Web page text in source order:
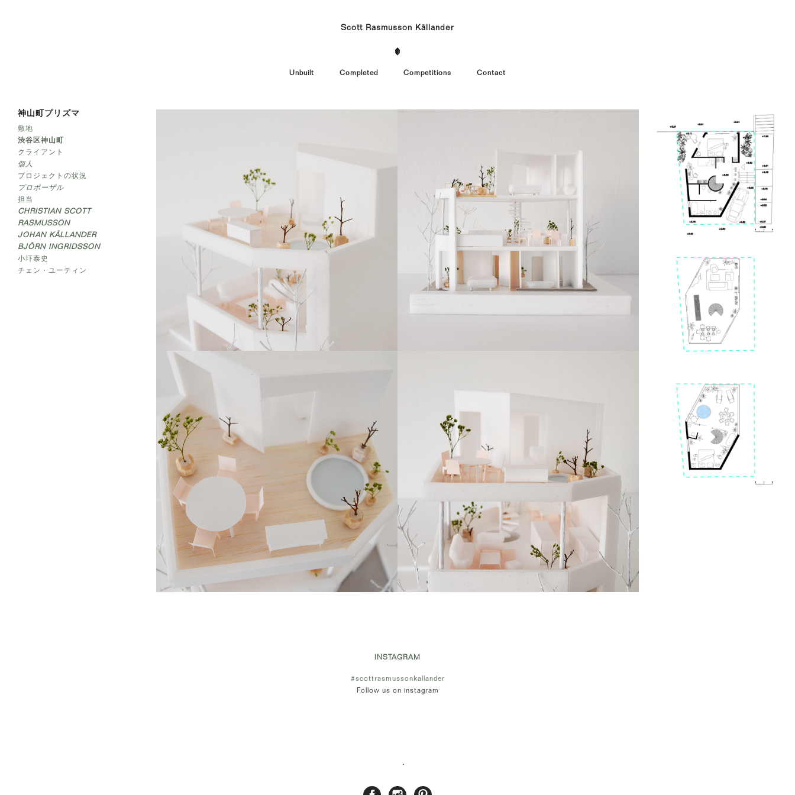
Scott Rasmusson Källander
Unbuilt Completed Competitions Contact
神山町プリズマ
敷地
渋谷区神山町
クライアント
個人
プロジェクトの状況
プロポーザル
担当
CHRISTIAN SCOTT
RASMUSSON
JOHAN KÄLLANDER
BJÖRN INGRIDSSON
小圷泰史
チェン・ユーティン
INSTAGRAM
#scottrasmussonkallander
Follow us on instagram
.